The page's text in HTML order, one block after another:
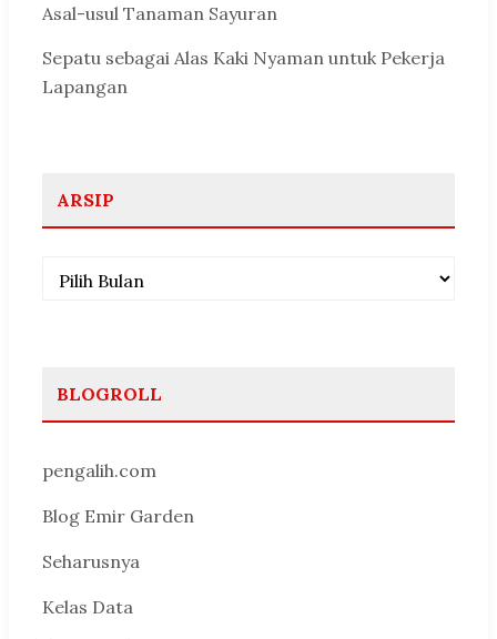
Asal-usul Tanaman Sayuran
Sepatu sebagai Alas Kaki Nyaman untuk Pekerja
Lapangan
ARSIP
Arsip
BLOGROLL
pengalih.com
Blog Emir Garden
Seharusnya
Kelas Data